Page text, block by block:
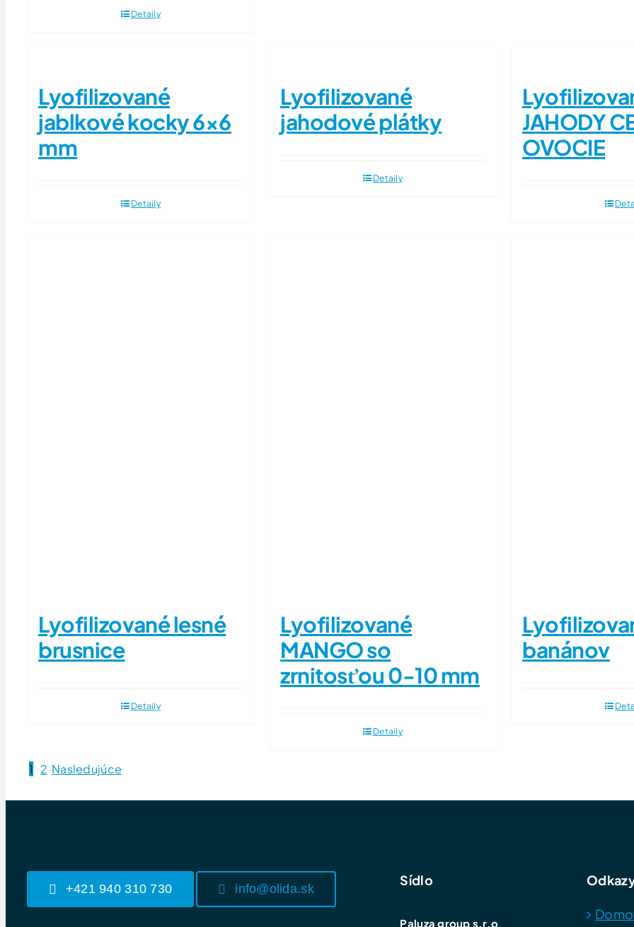
Detaily
Lyofilizované
jablkové kocky 6×6
mm
Detaily
Lyofilizované
jahodové plátky
Detaily
JAHODY
OVOCIE
Lyofilizované lesné
brusnice
Detaily
Lyofilizované
MANGO so
zrnitosťou 0-10 mm
Detaily
banánov
1 2 Nasledujúce
+421 940 310 730 info@olida.sk
Sídlo
Paluza group s.r.o